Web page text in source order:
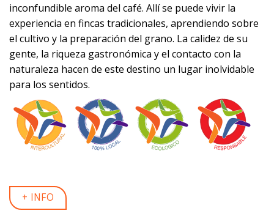
inconfundible aroma del café. Allí se puede vivir la
experiencia en fincas tradicionales, aprendiendo sobre
el cultivo y la preparación del grano. La calidez de su
gente, la riqueza gastronómica y el contacto con la
naturaleza hacen de este destino un lugar inolvidable
para los sentidos.
+ INFO